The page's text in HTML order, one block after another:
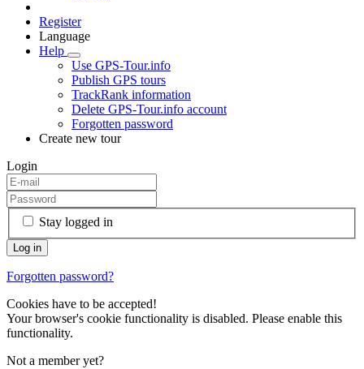
Register
Language
Help
Use GPS-Tour.info
Publish GPS tours
TrackRank information
Delete GPS-Tour.info account
Forgotten password
Create new tour
Login
Stay logged in
Forgotten password?
Cookies have to be accepted!
Your browser's cookie functionality is disabled. Please enable this
functionality.
Not a member yet?